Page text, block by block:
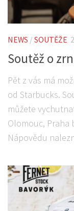
NEWS / SOUTĚŽE
Soutěž o
Pět z vás má
od Starbucks.
můžete
Olomouc, Praha
Nápovědu